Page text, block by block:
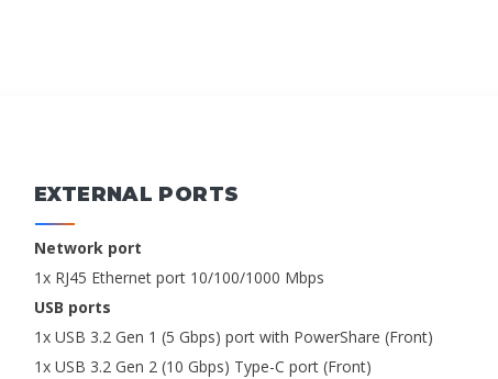
EXTERNAL PORTS
Network port
1x RJ45 Ethernet port 10/100/1000 Mbps
USB ports
1x USB 3.2 Gen 1 (5 Gbps) port with PowerShare (Front)
1x USB 3.2 Gen 2 (10 Gbps) Type-C port (Front)